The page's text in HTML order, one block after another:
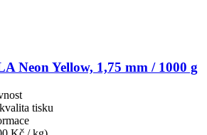
Neon Yellow, 1,75 mm / 1000 g
tisku